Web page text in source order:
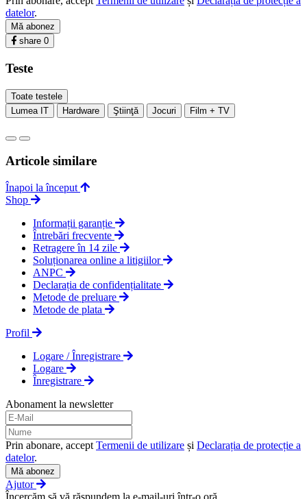
datelor.
Mă abonez
share 0
Teste
Toate testele
Lumea IT
Hardware Ştiinţă Jocuri Film + TV
Articole similare
Înapoi la început
Shop
Informații garanție
Întrebări frecvente
Retragere în 14 zile
Soluționarea online a litigiilor
ANPC
Declarația de confidențialitate
Metode de preluare
Metode de plata
Profil
Logare / Înregistrare
Logare
Înregistrare
Abonament la newsletter
Prin abonare, accept Termenii de utilizare și Declarația de protecție a
datelor.
Mă abonez
Ajutor